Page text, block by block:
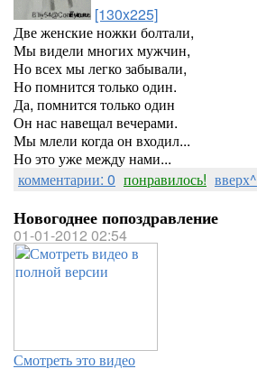
[130x225]
Две женские ножки болтали,
Мы видели многих мужчин,
Но всех мы легко забывали,
Но помнится только один.
Да, помнится только один
Он нас навещал вечерами.
Мы млели когда он входил...
Но это уже между нами...
комментарии: 0 понравилось! вверх^
Новогоднее попоздравление
01-01-2012 02:54
Смотреть это видео